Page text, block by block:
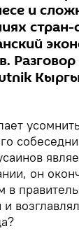
и
стран-
Разговор
он
в